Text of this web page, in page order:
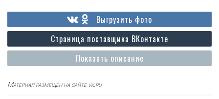
Показать описание
Страница поставщика ВКонтакте
Выгрузить фото
Материал размещен на сайте vk.ru